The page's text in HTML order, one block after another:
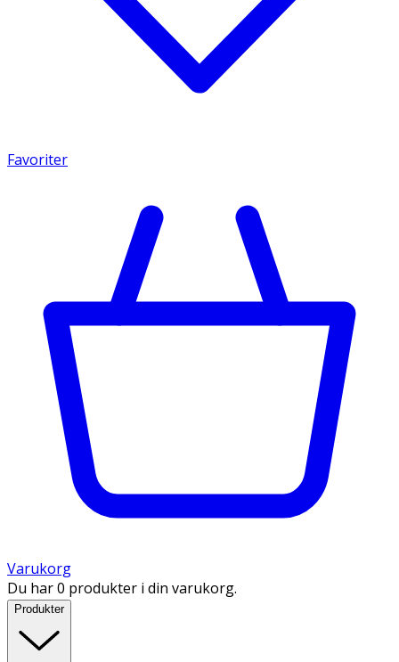
Favoriter
Varukorg
Du har 0 produkter i din varukorg.
Produkter